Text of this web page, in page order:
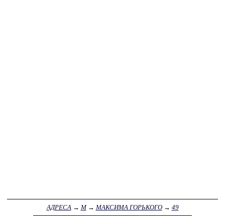
АДРЕСА→ М→ МАКСИМА ГОРЬКОГО→ 49